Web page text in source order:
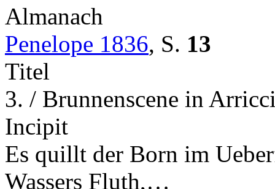
Almanach
Penelope 1836, S. 13
Titel
3. / Brunnenscene in
Incipit
Es quillt der Born im
Wassers Fluth,…